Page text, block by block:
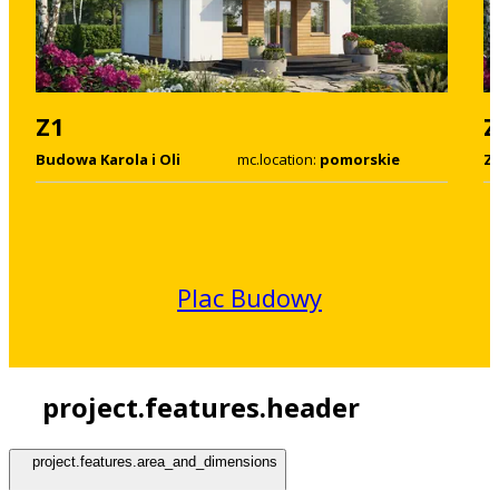
Z1
Budowa Karola i Oli mc.location: pomorskie
Plac Budowy
project.features.header
project.features.area_and_dimensions